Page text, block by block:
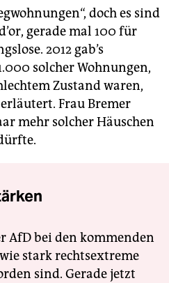
doch es sind
gerade mal 100 für
2012 gab’s
solcher Wohnungen,
Zustand waren,
Frau Bremer
mehr solcher Häuschen
AfD bei den kommenden
stark rechtsextreme
sind. Gerade jetzt